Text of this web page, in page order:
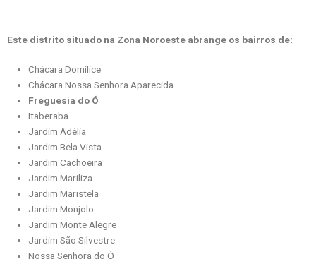
Este distrito situado na Zona Noroeste abrange os bairros de:
Chácara Domilice
Chácara Nossa Senhora Aparecida
Freguesia do Ó
Itaberaba
Jardim Adélia
Jardim Bela Vista
Jardim Cachoeira
Jardim Mariliza
Jardim Maristela
Jardim Monjolo
Jardim Monte Alegre
Jardim São Silvestre
Nossa Senhora do Ó